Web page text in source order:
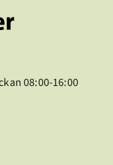
08:00-16:00